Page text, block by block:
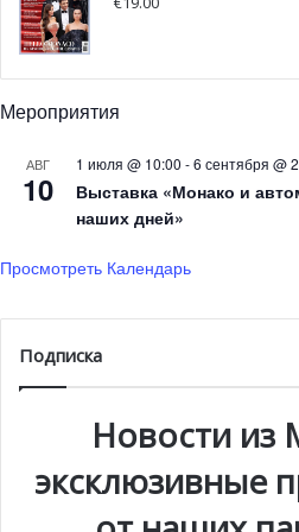
достижения в повседневной
Мероприятия
АВГ
10
1 июля @ 10:00 -6 сентября @
Выставка «Монако и
наших дней»
Просмотреть Календарь
Подписка
Новости из
эксклюзивные